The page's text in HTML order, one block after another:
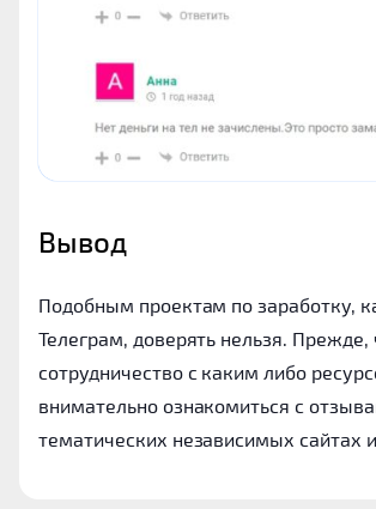
Вывод
Подобным проектам по заработку,
Телеграм, доверять нельзя. Прежде,
сотрудничество с каким либо
внимательно ознакомиться с
тематических независимых сайтах